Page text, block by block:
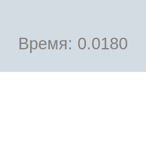
Время: 0.0180